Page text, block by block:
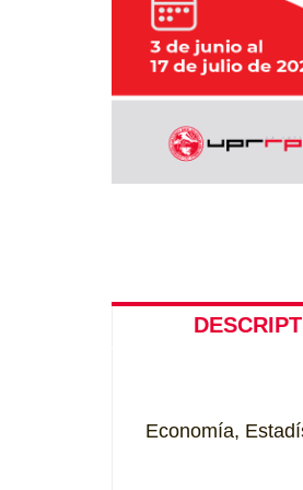
Economía,